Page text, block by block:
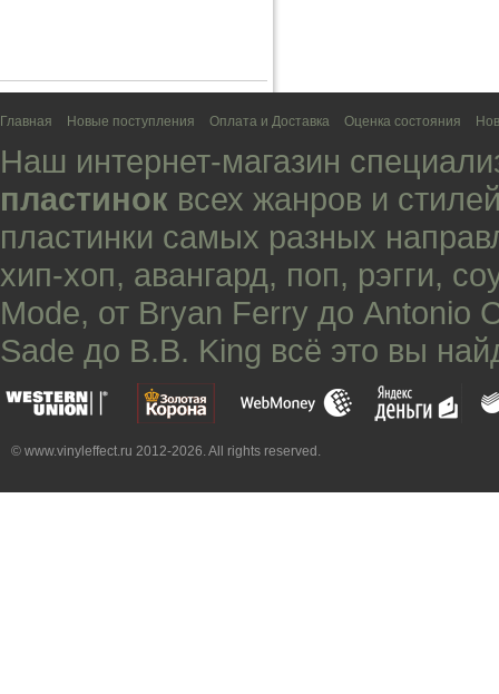
Главная Новые поступления Оплата и Доставка Оценка состояния
Наш интернет-магазин
пластинок всех жанров и
пластинки самых разных
хип-хоп, авангард, поп, рэгги,
Mode, от Bryan Ferry до Antonio
Sade до B.B. King всё это вы
© www.vinyleffect.ru 2012-2026. All rights reserved.